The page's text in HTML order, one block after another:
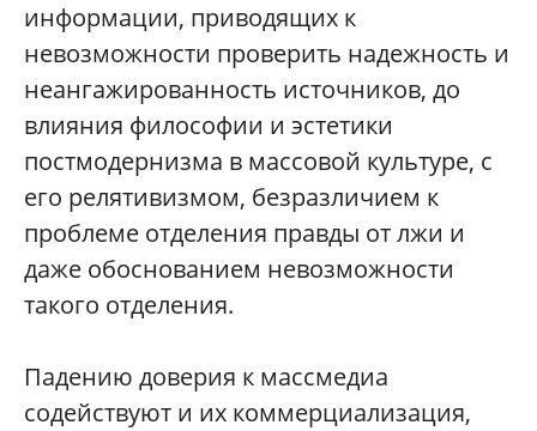
информации, приводящих к
невозможности проверить надежность и
неангажированность источников, до
влияния философии и эстетики
постмодернизма в массовой культуре, с
его релятивизмом, безразличием к
проблеме отделения правды от лжи и
даже обоснованием невозможности
такого отделения.
Падению доверия к массмедиа
содействуют и их коммерциализация,